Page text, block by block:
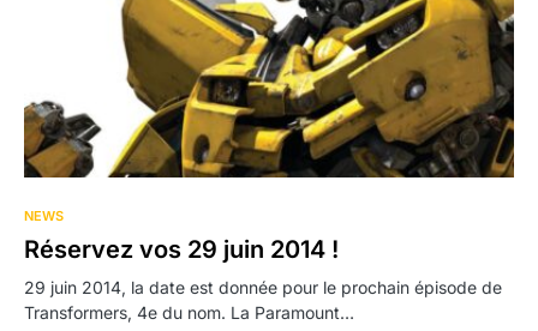
NEWS
Réservez vos 29 juin 2014 !
29 juin 2014, la date est donnée pour le prochain épisode de
Transformers, 4e du nom. La Paramount…